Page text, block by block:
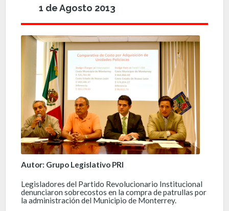
1 de Agosto 2013
Autor: Grupo Legislativo PRI
Legisladores del Partido Revolucionario Institucional
denunciaron sobrecostos en la compra de patrullas por
la administración del Municipio de Monterrey.